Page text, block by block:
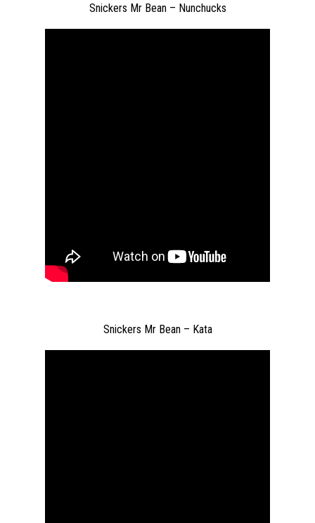
Snickers Mr Bean – Nunchucks
Snickers Mr Bean – Kata